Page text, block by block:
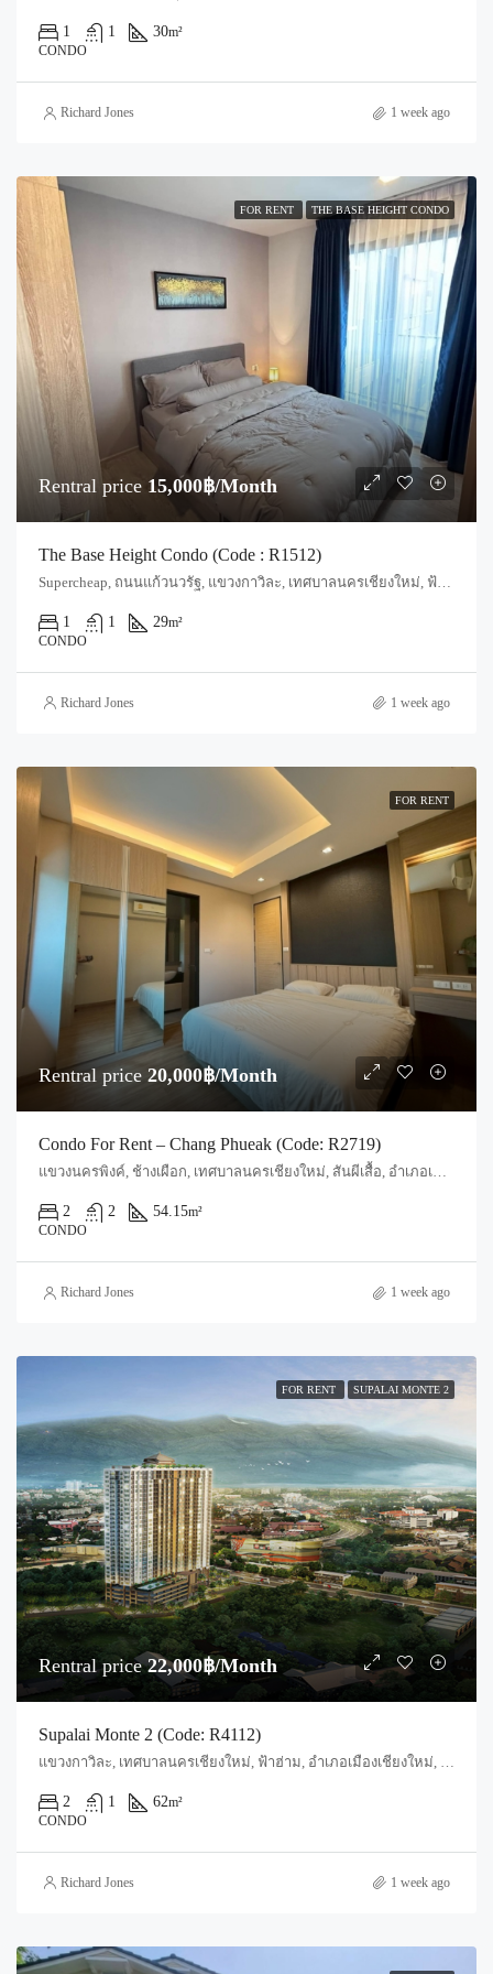
1 1 30m²
CONDO
Richard Jones 1 week ago
FOR RENT THE BASE HEIGHT CONDO
Rentral price 15,000฿/Month
The Base Height Condo (Code : R1512)
1 1 29m²
CONDO
Richard Jones 1 week ago
FOR RENT
Rentral price 20,000฿/Month
Condo For Rent – Chang Phueak (Code: R2719)
แขวงนครพิงค์, ช้างเผือก, เทศบาลนครเชียงใหม่, สันผีเสื้อ, อำเภอเมืองเชียงใหม่, จังหวัดเชียงใหม่, 50300, ประเทศไทย, Chiang Mai, Mueang Chiang Mai, Chang Phueak
2 2 54.15m²
CONDO
Richard Jones 1 week ago
FOR RENT SUPALAI MONTE 2
Rentral price22,000฿/Month
Supalai Monte 2 (Code: R4112)
2 1 62m²
CONDO
Richard Jones 1 week ago